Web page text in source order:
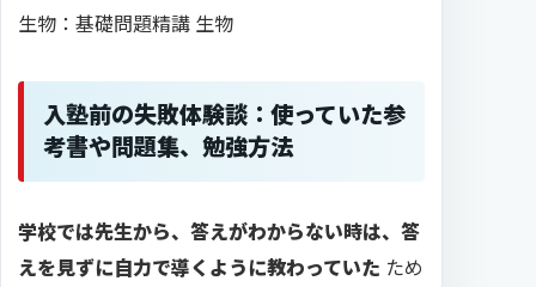
生物：基礎問題精講 生物
入塾前の失敗体験談：使っていた参
考書や問題集、勉強方法
学校では先生から、答えがわからない時は、答
えを見ずに自力で導くように教わっていた ため